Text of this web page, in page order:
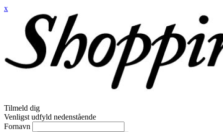
x
Tilmeld dig
Venligst udfyld nedenstående
Fornavn